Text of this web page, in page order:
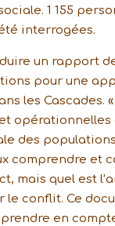
1 155
interrogées.
un rapport
pour une
les Cascades.
des
comprendre et
mais quel est
conflit. Ce
en